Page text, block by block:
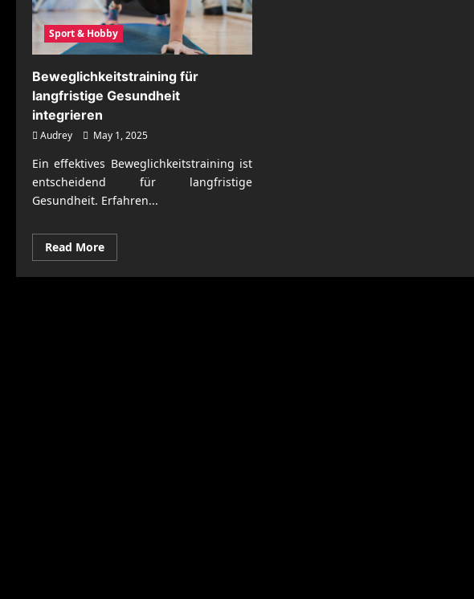
Sport & Hobby
Beweglichkeitstraining für
langfristige Gesundheit
integrieren
Audrey May 1, 2025
Ein effektives Beweglichkeitstraining ist
entscheidend für langfristige
Gesundheit. Erfahren...
Read MoreRead
more
Beweglichkeitstraining